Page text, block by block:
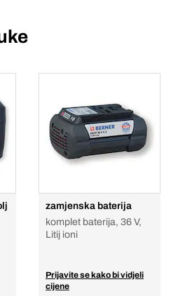
zamjenska baterija
komplet baterija, 36 V,
Litij ioni
Prijavite se kako bi vidjeli
cijene